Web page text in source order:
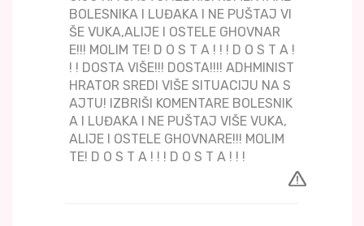
BOLESNIKA I LUĐAKA I NE PUŠTAJ VI
ŠE VUKA,ALIJE I OSTELE GHOVNAR
E!!! MOLIM TE! D O S T A ! ! ! D O S T A !
! ! DOSTA VIŠE!!! DOSTA!!!! ADHMINIST
HRATOR SREDI VIŠE SITUACIJU NA S
AJTU! IZBRIŠI KOMENTARE BOLESNIK
A I LUĐAKA I NE PUŠTAJ VIŠE VUKA,
ALIJE I OSTELE GHOVNARE!!! MOLIM
TE! D O S T A ! ! ! D O S T A ! ! !